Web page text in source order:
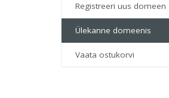
Registreeri uus domeen
Ülekanne domeenis
Vaata ostukorvi